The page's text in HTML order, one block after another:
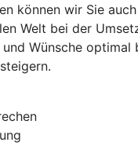
können wir Sie
Welt bei der
Wünsche optimal